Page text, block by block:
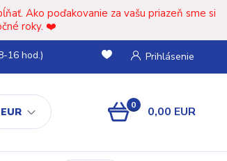
Ako poďakovanie za vašu priazeň sme si
roky. ❤️
EUR
Prihlásenie
16 hod.)
0 0,00 EUR